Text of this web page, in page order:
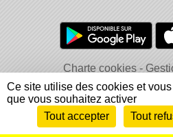
Charte cookies
Informations légales
Signaler
Envie de participer ?
Ce site utilise des cookies et
que vous souhaitez activer
Tout accepter
Tout